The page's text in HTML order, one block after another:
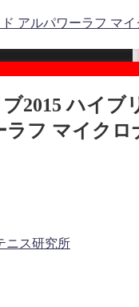
アルパワーラフ マ
2015 ハイブ
ラフ マイクロ
ニス研究所